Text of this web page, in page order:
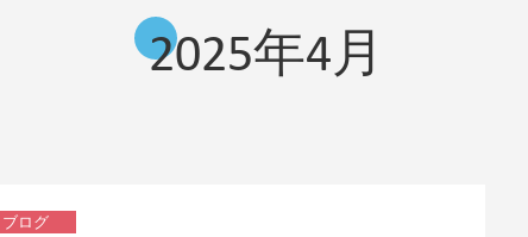
2025年4月
ブログ